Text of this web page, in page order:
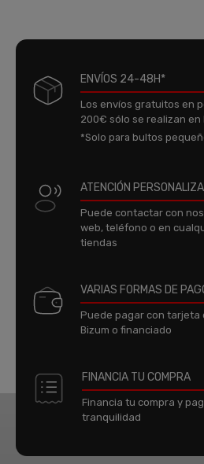
ENVÍOS 24-48H*
Los envíos gratuitos en
200€ sólo se realizan
*Solo para bultos
ATENCIÓN
Puede contactar con
web, teléfono o en
tiendas
VARIAS FORMAS DE
Puede pagar con tarjeta
Bizum o financiado
FINANCIA TU COMPRA
Financia tu compra y
tranquilidad